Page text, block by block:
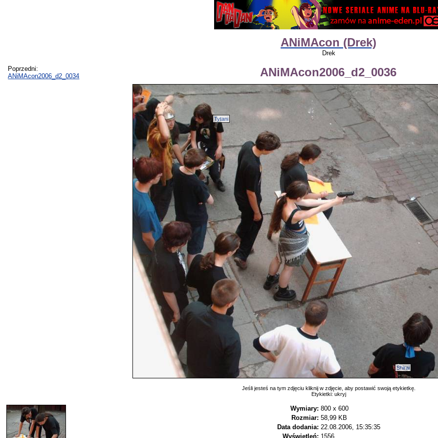
ANiMAcon (Drek)
Drek
Poprzedni:
ANiMAcon2006_d2_0034
ANiMAcon2006_d2_0036
Shirai
Tytani
Jeśli jesteś na tym zdjęciu kliknij w zdjęcie, aby postawić swoją etykietkę.
Etykietki: ukryj
Wymiary: 800 x 600
Rozmiar: 58,99 KB
Data dodania: 22.08.2006, 15:35:35
Wyświetleń: 1556